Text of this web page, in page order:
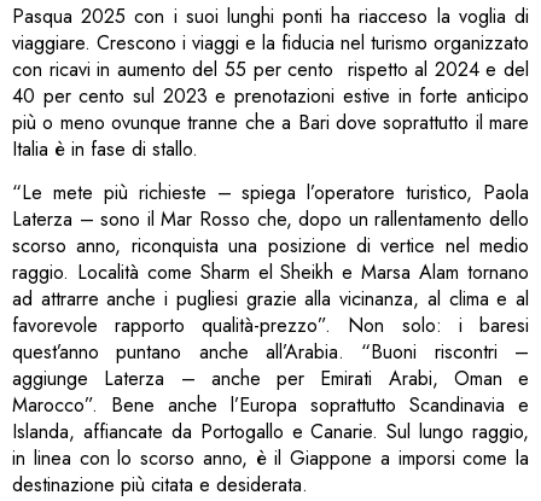
Pasqua 2025 con i suoi lunghi ponti ha riacceso la voglia di
viaggiare. Crescono i viaggi e la fiducia nel turismo organizzato
con ricavi in aumento del 55 per cento rispetto al 2024 e del
40 per cento sul 2023 e prenotazioni estive in forte anticipo
più o meno ovunque tranne che a Bari dove soprattutto il mare
Italia è in fase di stallo.
“Le mete più richieste – spiega l’operatore turistico, Paola
Laterza – sono il Mar Rosso che, dopo un rallentamento dello
scorso anno, riconquista una posizione di vertice nel medio
raggio. Località come Sharm el Sheikh e Marsa Alam tornano
ad attrarre anche i pugliesi grazie alla vicinanza, al clima e al
favorevole rapporto qualità-prezzo”. Non solo: i baresi
quest’anno puntano anche all’Arabia. “Buoni riscontri –
aggiunge Laterza – anche per Emirati Arabi, Oman e
Marocco”. Bene anche l’Europa soprattutto Scandinavia e
Islanda, affiancate da Portogallo e Canarie. Sul lungo raggio,
in linea con lo scorso anno, è il Giappone a imporsi come la
destinazione più citata e desiderata.